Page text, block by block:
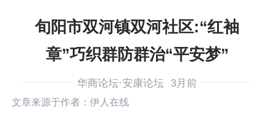
旬阳市双河镇双河社区:“红袖
章”巧织群防群治“平安梦”
华商论坛·安康论坛 3月前
文章来源于作者：伊人在线